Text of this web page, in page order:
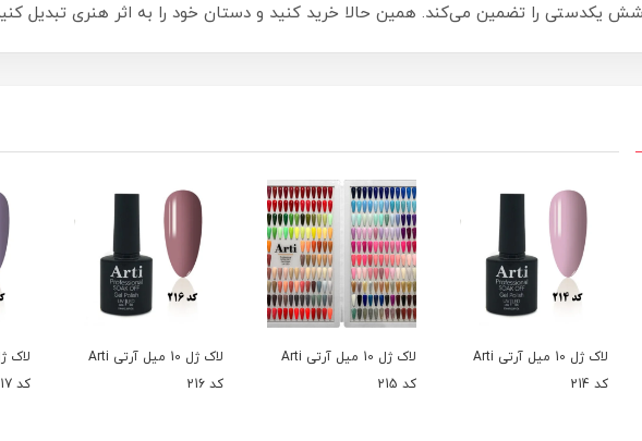
یکدستی را تضمین می‌کند. همین حالا خرید کنید و دستان خود را به اثر هنری تبدیل
لاک ژل 10 میل آرتی Arti
کد 214
لاک ژل 10 میل آرتی Arti
کد 215
لاک ژل 10 میل آرتی Arti
کد 216
کد 217